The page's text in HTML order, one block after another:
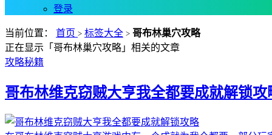
登录
当前位置： 首页 > 标签大全 > 哥布林巢穴攻略
正在显示「哥布林巢穴攻略」相关的文章
攻略秘籍
哥布林维克窃贼大亨我全都要成就解锁攻